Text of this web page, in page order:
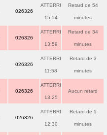
026326
ATTERRI
15:54
Retard de 54
minutes
026326
ATTERRI
13:59
Retard de 34
minutes
026326
ATTERRI
11:58
Retard de 3
minutes
026326
ATTERRI
13:25
Aucun retard
026326
ATTERRI
12:30
Retard de 5
minutes